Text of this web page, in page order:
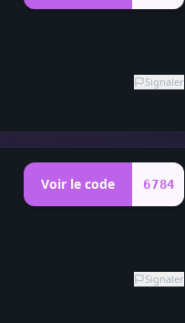
Signaler
Voir le code 6784
Signaler